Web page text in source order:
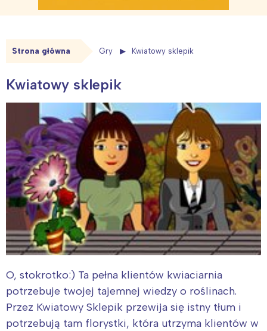
Strona główna Gry Kwiatowy sklepik
Kwiatowy sklepik
O, stokrotko:) Ta pełna klientów kwiaciarnia
potrzebuje twojej tajemnej wiedzy o roślinach.
Przez Kwiatowy Sklepik przewija się istny tłum i
potrzebują tam florystki, która utrzyma klientów w